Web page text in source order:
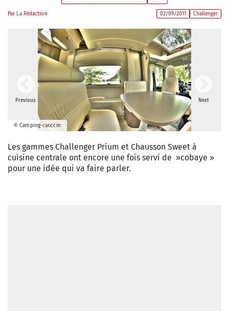
Par La Rédaction 02/09/2011 Challenger
Previous
© Camping-car.com
Next
Les gammes Challenger Prium et Chausson Sweet à
cuisine centrale ont encore une fois servi de »cobaye »
pour une idée qui va faire parler.